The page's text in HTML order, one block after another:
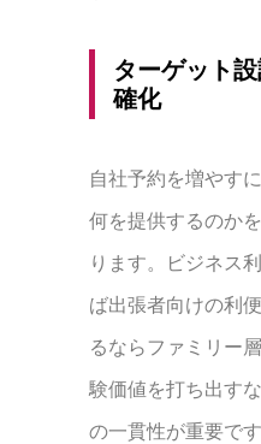
ターゲット
確化
自社予約を増やす
何を提供するのか
ります。ビジネス
ば出張者向けの利
るならファミリー
験価値を打ち出す
の一貫性が重要です